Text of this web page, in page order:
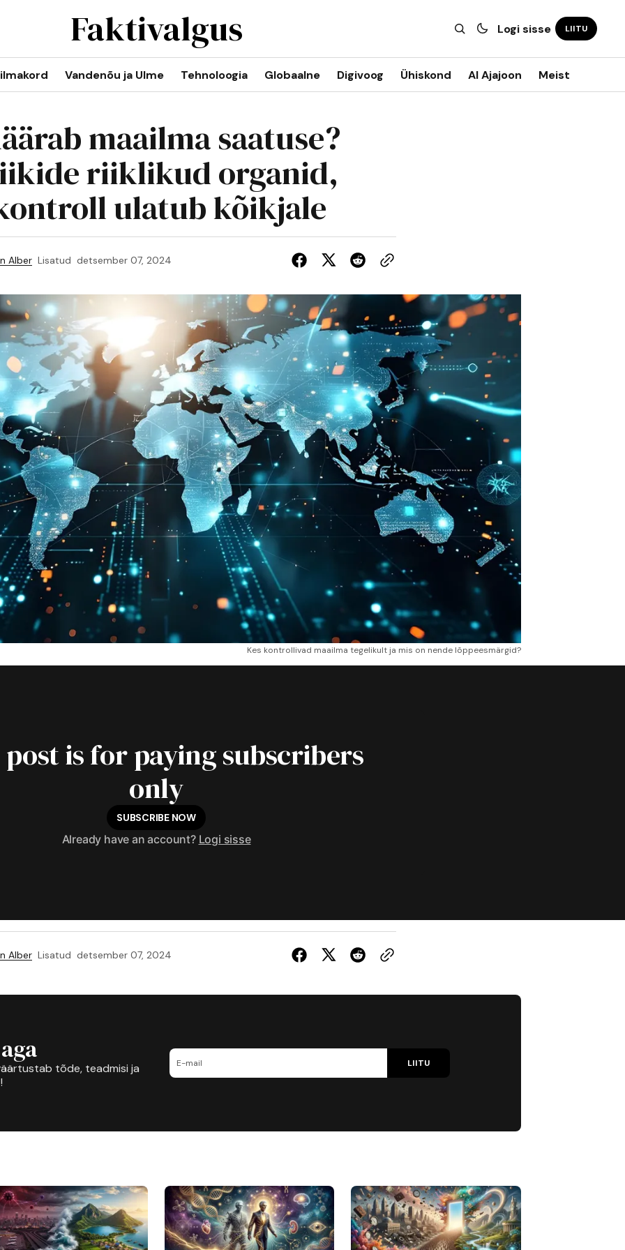
Faktivalgus Logi sisse LIITU
Vandenõu ja Ulme Tehnoloogia Globaalne Digivoog Ühiskond AI Ajajoon Meist
maailma saatuse?
riiklikud organid,
ulatub kõikjale
Alber Lisatud detsember 07, 2024
Kes kontrollivad maailma tegelikult ja mis on nende lõppeesmärgid?
is for paying subscribers
only
SUBSCRIBE NOW
Already have an account? Logi sisse
Alber Lisatud detsember 07, 2024
tõde, teadmisi ja
LIITU